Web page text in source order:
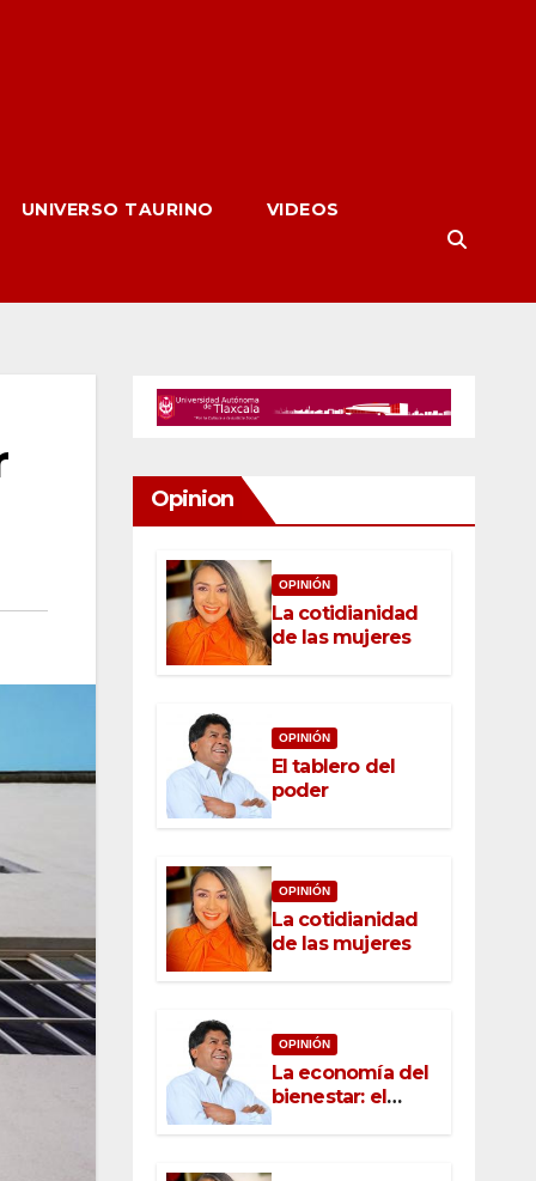
UNIVERSO TAURINO VIDEOS
Opinion
OPINIÓN
La cotidianidad
de las mujeres
OPINIÓN
El tablero del
poder
OPINIÓN
La cotidianidad
de las mujeres
OPINIÓN
La economía del
bienestar: el
nuevo rostro del